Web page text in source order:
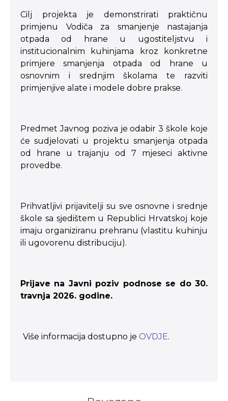
Cilj projekta je demonstrirati praktičnu
primjenu Vodiča za smanjenje nastajanja
otpada od hrane u ugostiteljstvu i
institucionalnim kuhinjama kroz konkretne
primjere smanjenja otpada od hrane u
osnovnim i srednjim školama te razviti
primjenjive alate i modele dobre prakse.
Predmet Javnog poziva je odabir 3 škole koje
će sudjelovati u projektu smanjenja otpada
od hrane u trajanju od 7 mjeseci aktivne
provedbe.
Prihvatljivi prijavitelji su sve osnovne i srednje
škole sa sjedištem u Republici Hrvatskoj koje
imaju organiziranu prehranu (vlastitu kuhinju
ili ugovorenu distribuciju).
Prijave na Javni poziv podnose se do 30.
travnja 2026. godine.
Više informacija dostupno je OVDJE.